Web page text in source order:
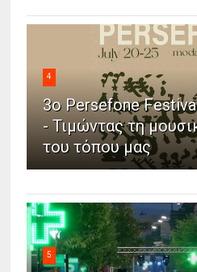
4
3ο Persefone
- Τιμώντας τη
του τόπου μας
5